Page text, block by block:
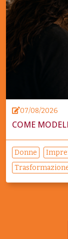
07/08/2026
COME
Donne